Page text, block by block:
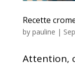
Recette
by pauline |
Attention,